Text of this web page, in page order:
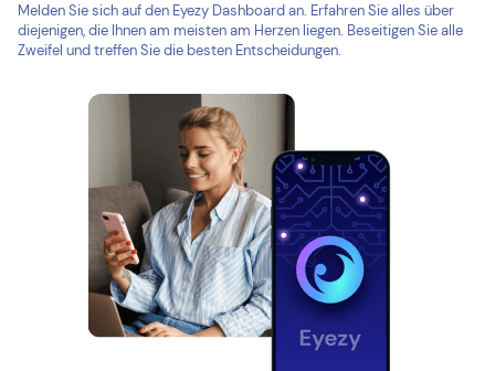
Melden Sie sich auf den Eyezy Dashboard an. Erfahren Sie alles über
diejenigen, die Ihnen am meisten am Herzen liegen. Beseitigen Sie alle
Zweifel und treffen Sie die besten Entscheidungen.